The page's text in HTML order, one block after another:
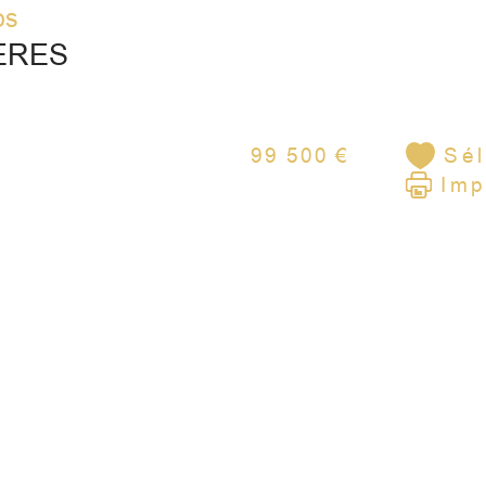
99 500 €